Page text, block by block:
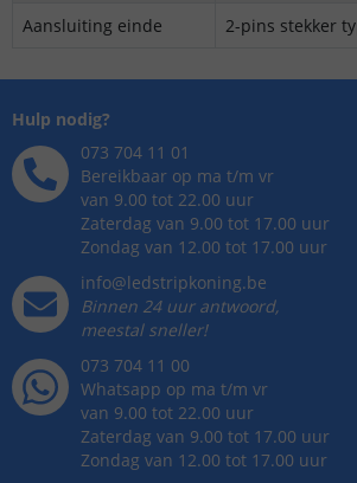
Aansluiting einde
2-pins stekker
Hulp nodig?
073 704 11 01
Bereikbaar op ma t/m vr
van 9.00 tot 22.00 uur
Zaterdag van 9.00 tot 17.00 uur
Zondag van 12.00 tot 17.00 uur
info@ledstripkoning.be
Binnen 24 uur antwoord,
meestal sneller!
073 704 11 00
Whatsapp op ma t/m vr
van 9.00 tot 22.00 uur
Zaterdag van 9.00 tot 17.00 uur
Zondag van 12.00 tot 17.00 uur